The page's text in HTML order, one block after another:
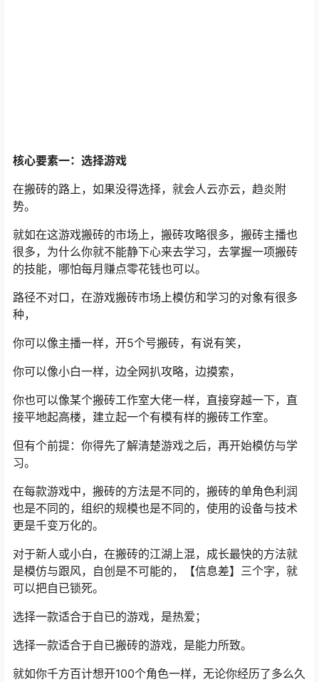
核心要素一：选择游戏
在搬砖的路上，如果没得选择，就会人云亦云，趋炎附
势。
就如在这游戏搬砖的市场上，搬砖攻略很多，搬砖主播也
很多，为什么你就不能静下心来去学习，去掌握一项搬砖
的技能，哪怕每月赚点零花钱也可以。
路径不对口，在游戏搬砖市场上模仿和学习的对象有很多
种，
你可以像主播一样，开5个号搬砖，有说有笑，
你可以像小白一样，边全网扒攻略，边摸索，
你也可以像某个搬砖工作室大佬一样，直接穿越一下，直
接平地起高楼，建立起一个有模有样的搬砖工作室。
但有个前提：你得先了解清楚游戏之后，再开始模仿与学
习。
在每款游戏中，搬砖的方法是不同的，搬砖的单角色利润
也是不同的，组织的规模也是不同的，使用的设备与技术
更是千变万化的。
对于新人或小白，在搬砖的江湖上混，成长最快的方法就
是模仿与跟风，自创是不可能的，【信息差】三个字，就
可以把自已锁死。
选择一款适合于自已的游戏，是热爱；
选择一款适合于自已搬砖的游戏，是能力所致。
就如你千方百计想开100个角色一样，无论你经历了多么久